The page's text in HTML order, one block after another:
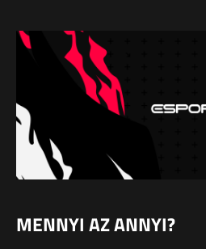
MENNYI AZ ANNYI?